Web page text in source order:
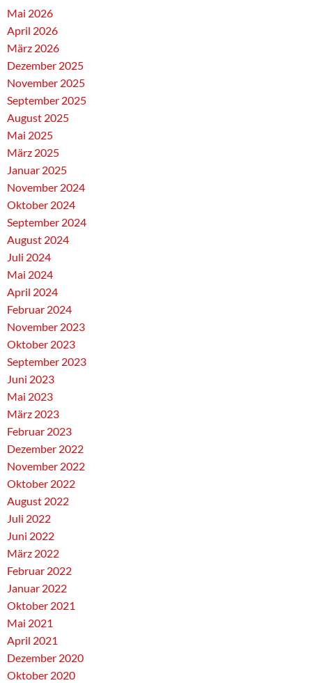
Mai 2026
April 2026
März 2026
Dezember 2025
November 2025
September 2025
August 2025
Mai 2025
März 2025
Januar 2025
November 2024
Oktober 2024
September 2024
August 2024
Juli 2024
Mai 2024
April 2024
Februar 2024
November 2023
Oktober 2023
September 2023
Juni 2023
Mai 2023
März 2023
Februar 2023
Dezember 2022
November 2022
Oktober 2022
August 2022
Juli 2022
Juni 2022
März 2022
Februar 2022
Januar 2022
Oktober 2021
Mai 2021
April 2021
Dezember 2020
Oktober 2020